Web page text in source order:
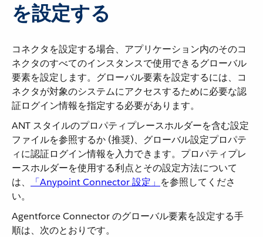
を設定する
コネクタを設定する場合、アプリケーション内のそのコ
ネクタのすべてのインスタンスで使用できるグローバル
要素を設定します。グローバル要素を設定するには、コ
ネクタが対象のシステムにアクセスするために必要な認
証ログイン情報を指定する必要があります。
ANT スタイルのプロパティプレースホルダーを含む設定
ファイルを参照するか (推奨)、グローバル設定プロパテ
ィに認証ログイン情報を入力できます。プロパティプレ
ースホルダーを使用する利点とその設定方法について
は、​
「Anypoint Connector 設定」 ​を参照してくださ
い。
Agentforce Connector のグローバル要素を設定する手
順は、次のとおりです。